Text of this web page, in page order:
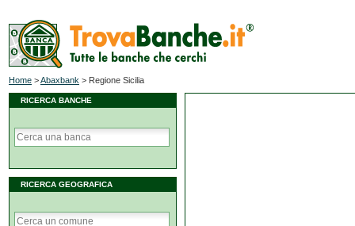
Home >Abaxbank > Regione Sicilia
RICERCA BANCHE
RICERCA GEOGRAFICA